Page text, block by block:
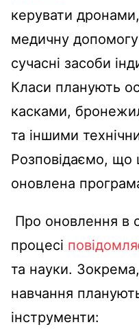
керувати
медичну
сучасні засоби
Класи планують
касками,
та іншими
Розповідаємо, що
оновлена
Про оновлення в
процесі
та науки.
навчання
інструменти: